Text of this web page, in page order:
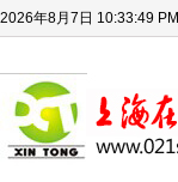
2026年8月7日 10:33:50 PM